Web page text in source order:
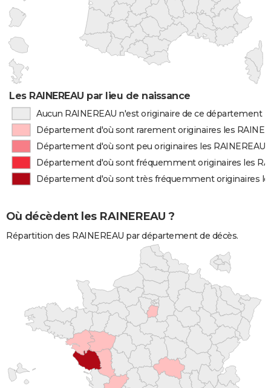
Les RAINEREAU par lieu de naissance
Aucun RAINEREAU n'est originaire de ce département
Département d'où sont rarement originaires les
Département d'où sont peu originaires les RAINEREAU
Département d'où sont fréquemment originaires les
Département d'où sont très fréquemment originaires
Où décèdent les RAINEREAU ?
Répartition des RAINEREAU par département de décès.